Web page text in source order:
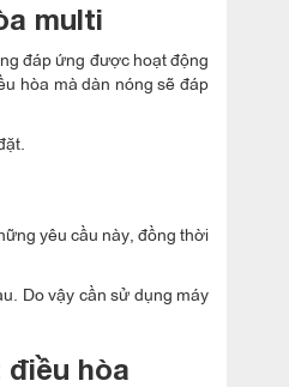
multi
đáp ứng được hoạt động
hòa mà dàn nóng sẽ đáp
yêu cầu này, đồng thời
Do vậy cần sử dụng máy
hòa